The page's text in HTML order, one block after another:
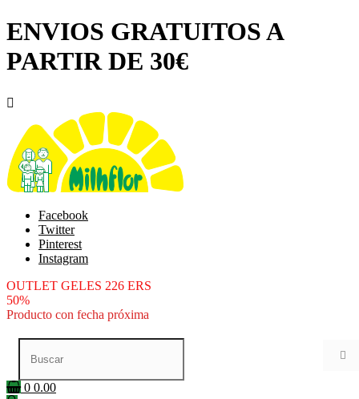
ENVIOS GRATUITOS A
PARTIR DE 30€

Facebook
Twitter
Pinterest
Instagram
OUTLET GELES 226 ERS
50%
Producto con fecha próxima

0 0.00